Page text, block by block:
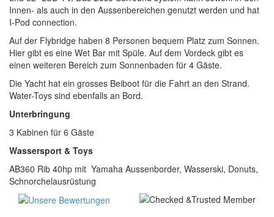
Innen- als auch in den Aussenbereichen genutzt werden und hat
I-Pod connection.
Auf der Flybridge haben 8 Personen bequem Platz zum Sonnen.
Hier gibt es eine Wet Bar mit Spüle. Auf dem Vordeck gibt es
einen weiteren Bereich zum Sonnenbaden für 4 Gäste.
Die Yacht hat ein grosses Beiboot für die Fahrt an den Strand.
Water-Toys sind ebenfalls an Bord.
Unterbringung
3 Kabinen für 6 Gäste
Wassersport & Toys
AB360 Rib 40hp mit Yamaha Aussenborder, Wasserski, Donuts,
Schnorchelausrüstung